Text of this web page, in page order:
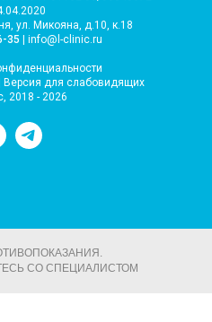
ул. Микояна, д.10, к.18
35 | info@l-clinic.ru
Версия для слабовидящих
2018 - 2026
СО СПЕЦИАЛИСТОМ